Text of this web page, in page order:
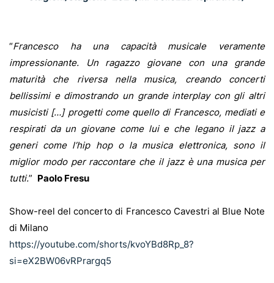
“Francesco ha una capacità musicale veramente
impressionante. Un ragazzo giovane con una grande
maturità che riversa nella musica, creando concerti
bellissimi e dimostrando un grande interplay con gli altri
musicisti […] progetti come quello di Francesco, mediati e
respirati da un giovane come lui e che legano il jazz a
generi come l’hip hop o la musica elettronica, sono il
miglior modo per raccontare che il jazz è una musica per
tutti.” Paolo Fresu
Show-reel del concerto di Francesco Cavestri al Blue Note
di Milano
https://youtube.com/shorts/kvoYBd8Rp_8?
si=eX2BW06vRPrargq5